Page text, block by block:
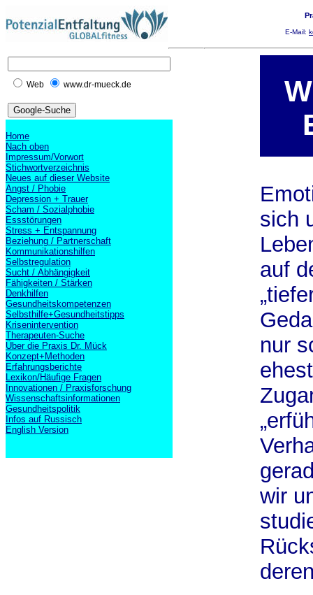
E-Mail:
Web www.dr-mueck.de
Home
Nach oben
Impressum/Vorwort
Stichwortverzeichnis
Neues auf dieser Website
Angst / Phobie
Depression + Trauer
Scham / Sozialphobie
Essstörungen
Stress + Entspannung
Beziehung / Partnerschaft
Kommunikationshilfen
Selbstregulation
Sucht / Abhängigkeit
Fähigkeiten / Stärken
Denkhilfen
Gesundheitskompetenzen
Selbsthilfe+Gesundheitstipps
Krisenintervention
Therapeuten-Suche
Über die Praxis Dr. Mück
Konzept+Methoden
Erfahrungsberichte
Lexikon/Häufige Fragen
Innovationen / Praxisforschung
Wissenschaftsinformationen
Gesundheitspolitik
Infos auf Russisch
English Version
sich
auf
nur
wir